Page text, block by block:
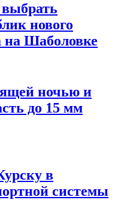
нового
на Шаболовке
ночью и
до 15 мм
в
системы